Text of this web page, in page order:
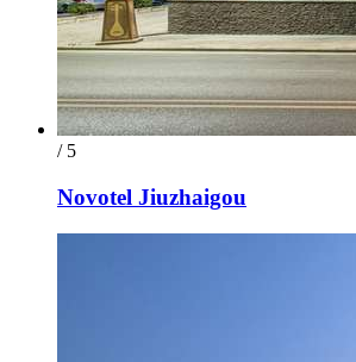
/ 5
Novotel Jiuzhaigou